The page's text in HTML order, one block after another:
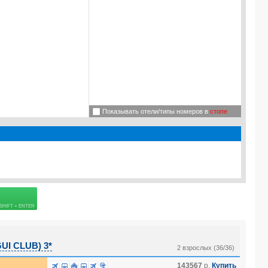
Показывать отели/типы номеров в стопе
5.0%, Ребенок =5.0%, Младенец [0-2] =5.0%
CLUB) 3* 2 взрослых (36/36)
143567 р. Купить